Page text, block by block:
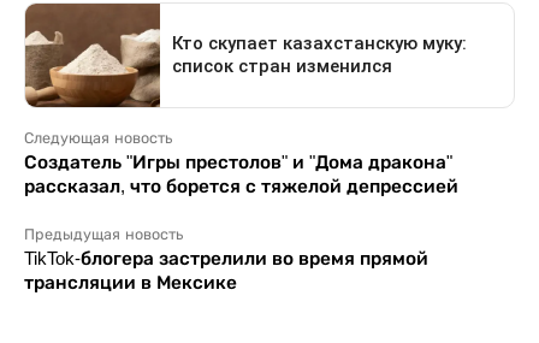
Следующая новость
Создатель "Игры престолов" и "Дома дракона"
рассказал, что борется с тяжелой депрессией
Предыдущая новость
TikTok-блогера застрелили во время прямой
трансляции в Мексике